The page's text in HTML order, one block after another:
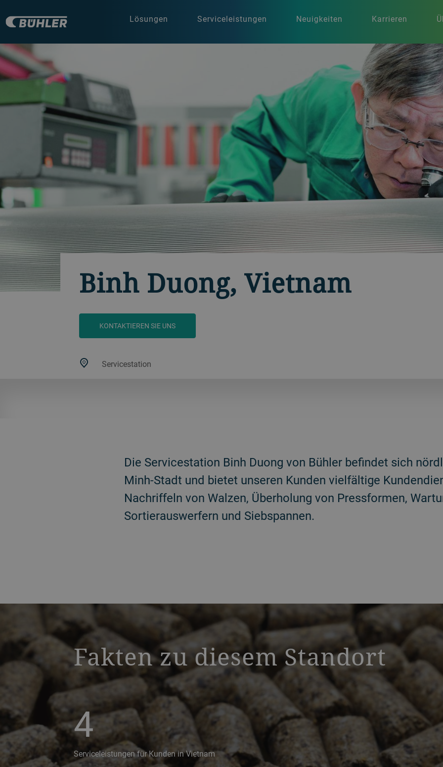
Lösungen Serviceleistungen Neuigkeiten Karrieren
Binh Duong, Vietnam
KONTAKTIEREN SIE UNS
Servicestation
Die Servicestation Binh Duong von Bühler befindet sich
Minh-Stadt und bietet unseren Kunden vielfältige
Nachriffeln von Walzen, Überholung von Pressformen,
Sortierauswerfern und Siebspannen.
a decorative background image
Fakten zu diesem Standort
4
Serviceleistungen für Kunden in Vietnam